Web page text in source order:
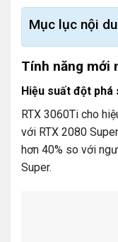
Mục lục nội
Tính năng mới
Hiệu suất đột phá
RTX 3060Ti cho
với RTX 2080
hơn 40% so với
Super.